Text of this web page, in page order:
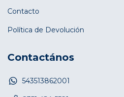
Contacto
Política de Devolución
Contactános
543513862001